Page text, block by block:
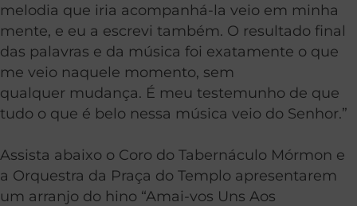
melodia que iria acompanhá-la veio em minha
mente, e eu a escrevi também. O resultado final
das palavras e da música foi exatamente o que
me veio naquele momento, sem
qualquer mudança. É meu testemunho de que
tudo o que é belo nessa música veio do Senhor.”
Assista abaixo o Coro do Tabernáculo Mórmon e
a Orquestra da Praça do Templo apresentarem
um arranjo do hino “Amai-vos Uns Aos